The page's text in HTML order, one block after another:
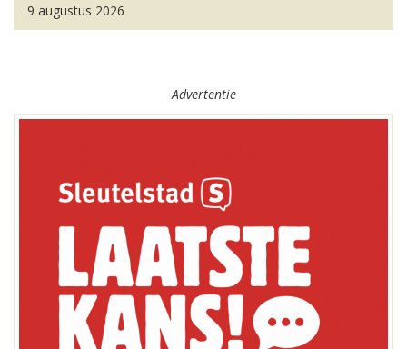
9 augustus 2026
Advertentie